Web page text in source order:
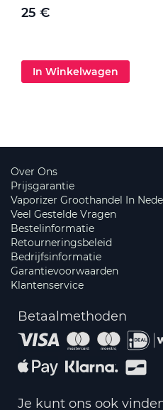
25 €
In Winkelwagen
Over Ons
Prijsgarantie
Vaporizer Groothandel In
Veel Gestelde Vragen
Bestelinformatie
Retourneringsbeleid
Bedrijfsinformatie
Garantievoorwaarden
Klantenservice
Betaalmethoden
Je kunt ons ook